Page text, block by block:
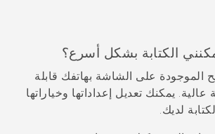
الكتابة بشكل أسرع؟
الموجودة على الشاشة بهاتفك قابلة
يمكنك تعديل إعداداتها وخياراتها
لديك.